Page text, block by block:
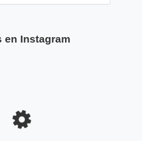
en Instagram